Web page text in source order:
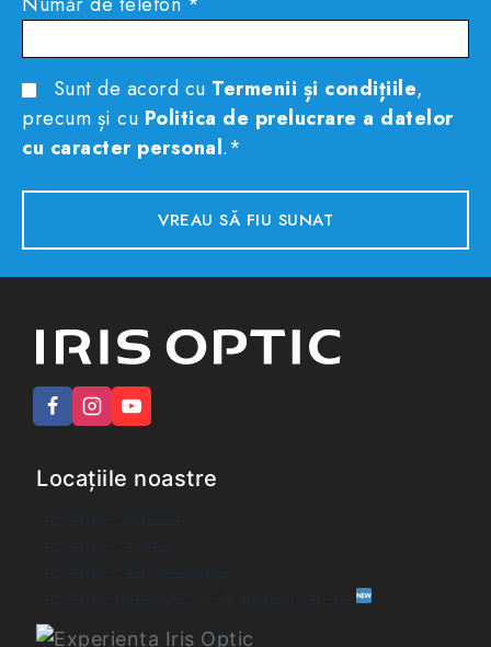
Sunt de acord cu Termenii și condițiile,
precum și cu Politica de prelucrare a datelor
cu caracter personal.*
Locațiile noastre